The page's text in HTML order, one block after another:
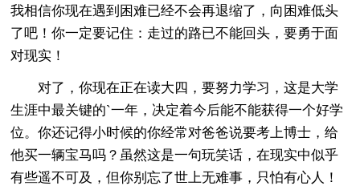
我相信你现在遇到困难已经不会再退缩了，向困难低头
了吧！你一定要记住：走过的路已不能回头，要勇于面
对现实！
对了，你现在正在读大四，要努力学习，这是大学
生涯中最关键的`一年，决定着今后能不能获得一个好学
位。你还记得小时候的你经常对爸爸说要考上博士，给
他买一辆宝马吗？虽然这是一句玩笑话，在现实中似乎
有些遥不可及，但你别忘了世上无难事，只怕有心人！